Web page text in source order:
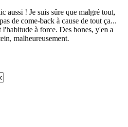
aussi ! Je suis sûre que malgré tout,
de come-back à cause de tout ça...
à force. Des bones, y'en a
malheureusement.